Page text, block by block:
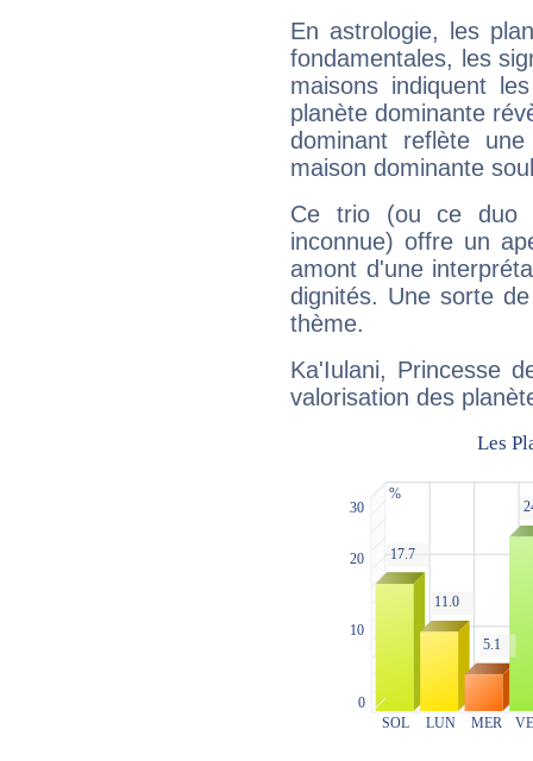
En astrologie, les
fondamentales, les
maisons indiquent
planète dominante
dominant reflète
maison dominante
Ce trio (ou ce duo
inconnue) offre un
amont d'une
dignités. Une sorte
thème.
Ka'Iulani, Princesse
valorisation des